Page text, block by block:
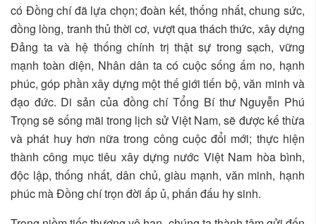
có Đồng chí đã lựa chọn; đoàn kết, thống nhất, chung sức,
đồng lòng, tranh thủ thời cơ, vượt qua thách thức, xây dựng
Đảng ta và hệ thống chính trị thật sự trong sạch, vững
mạnh toàn diện, Nhân dân ta có cuộc sống ấm no, hạnh
phúc, góp phần xây dựng một thế giới tiến bộ, văn minh và
đạo đức. Di sản của đồng chí Tổng Bí thư Nguyễn Phú
Trọng sẽ sống mãi trong lịch sử Việt Nam, sẽ được kế thừa
và phát huy hơn nữa trong công cuộc đổi mới; thực hiện
thành công mục tiêu xây dựng nước Việt Nam hòa bình,
độc lập, thống nhất, dân chủ, giàu mạnh, văn minh, hạnh
phúc mà Đồng chí trọn đời ấp ủ, phấn đấu hy sinh.